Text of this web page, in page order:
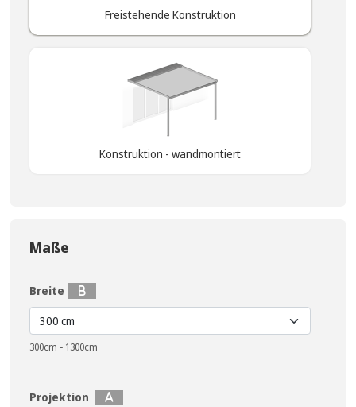
Freistehende Konstruktion
Konstruktion - wandmontiert
Maße
Breite
300cm - 1300cm
Projektion